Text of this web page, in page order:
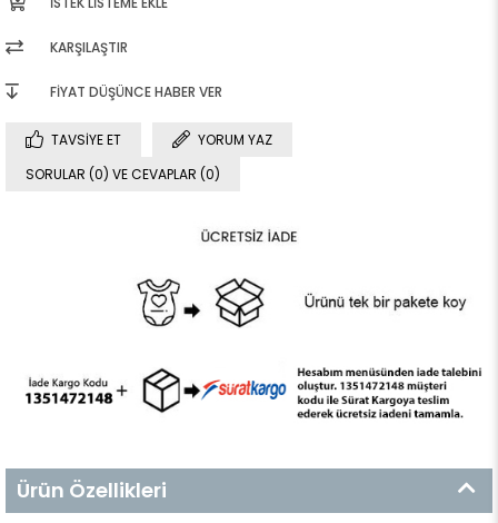
KARŞILAŞTIR
FIYAT DÜŞÜNCE HABER VER
TAVSIYE ET
YORUM YAZ
SORULAR (0) VE CEVAPLAR (0)
Ürün Özellikleri